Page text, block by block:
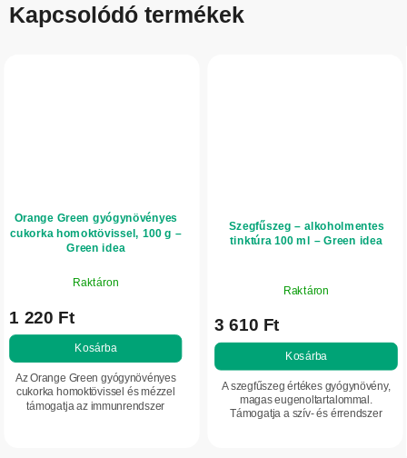
Kapcsolódó termékek
Orange Green gyógynövényes
cukorka homoktövissel, 100 g –
Green idea
Raktáron
1 220 Ft
Kosárba
Az Orange Green gyógynövényes
cukorka homoktövissel és mézzel
támogatja az immunrendszer
Szegfűszeg – alkoholmentes
tinktúra 100 ml – Green idea
Raktáron
3 610 Ft
Kosárba
A szegfűszeg értékes gyógynövény,
magas eugenoltartalommal.
Támogatja a szív- és érrendszer